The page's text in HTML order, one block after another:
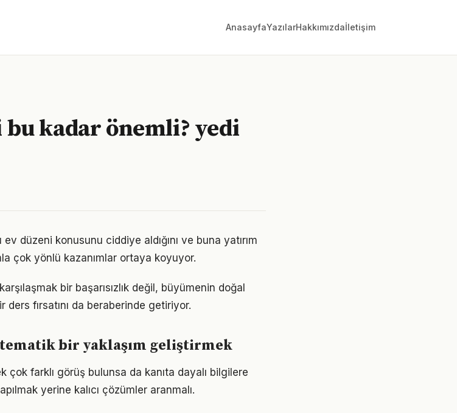
AnasayfaYazılarHakkımızdaİletişim
bu kadar önemli? yedi
düzeni konusunu ciddiye aldığını ve buna yatırım
çok yönlü kazanımlar ortaya koyuyor.
bir başarısızlık değil, büyümenin doğal
fırsatını da beraberinde getiriyor.
bir yaklaşım geliştirmek
çok farklı görüş bulunsa da kanıta dayalı bilgilere
yerine kalıcı çözümler aranmalı.